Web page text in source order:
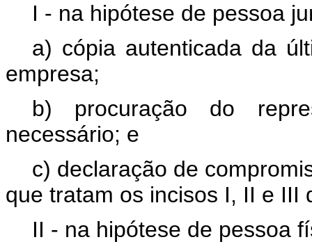
I - na hipótese de pessoa
a) cópia autenticada da
empresa;
b) procuração do
necessário; e
c) declaração de
que tratam os incisos I, II e III
II - na hipótese de pessoa